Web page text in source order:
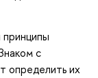
с
определить их